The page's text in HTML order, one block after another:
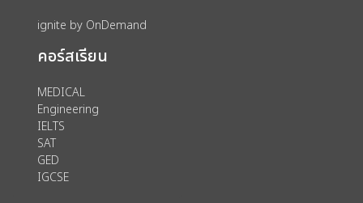
account_circle เข้าสู่ระบบ
assignment ลงทะเบียน
ignite by OnDemand
คอร์สเรียน
MEDICAL
Engineering
IELTS
SAT
GED
IGCSE